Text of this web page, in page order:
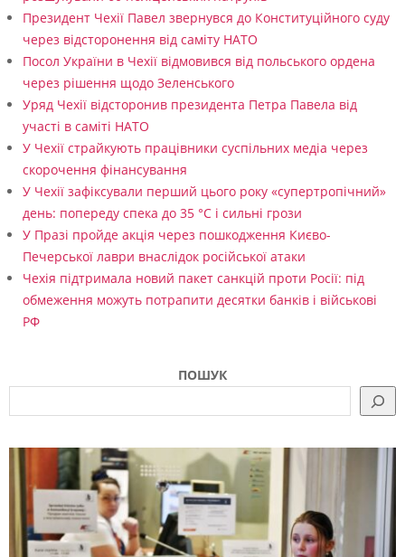
Президент Чехії Павел звернувся до Конституційного суду
через відсторонення від саміту НАТО
Посол України в Чехії відмовився від польського ордена
через рішення щодо Зеленського
Уряд Чехії відсторонив президента Петра Павела від
участі в саміті НАТО
У Чехії страйкують працівники суспільних медіа через
скорочення фінансування
У Чехії зафіксували перший цього року «супертропічний»
день: попереду спека до 35 °C і сильні грози
У Празі пройде акція через пошкодження Києво-
Печерської лаври внаслідок російської атаки
Чехія підтримала новий пакет санкцій проти Росії: під
обмеження можуть потрапити десятки банків і військові
РФ
ПОШУК